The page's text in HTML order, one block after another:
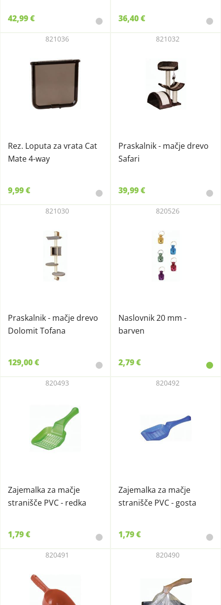
42,99 € 36,40 €
Rez. Loputa za vrata Cat
Mate 4-way
821036
9,99 €
Praskalnik - mačje drevo
Safari
821032
39,99 €
Praskalnik - mačje drevo
Dolomit Tofana
821030
129,00 €
Naslovnik 20 mm -
barven
820526
2,79 €
Zajemalka za mačje
stranišče PVC - redka
820493
1,79 €
Zajemalka za mačje
stranišče PVC - gosta
820492
1,79 €
820491 820490